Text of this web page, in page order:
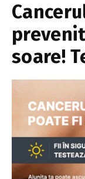
soare!